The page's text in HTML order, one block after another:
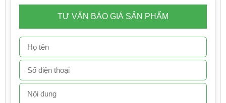
TƯ VẤN BÁO GIÁ SẢN PHẨM